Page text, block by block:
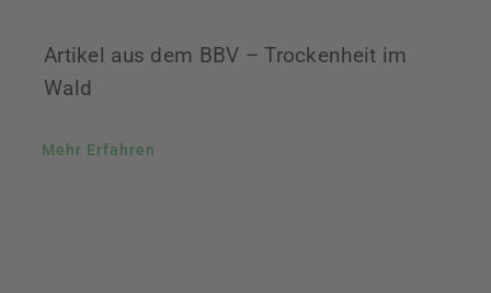
Artikel aus dem BBV – Trockenheit im
Wald
Mehr Erfahren